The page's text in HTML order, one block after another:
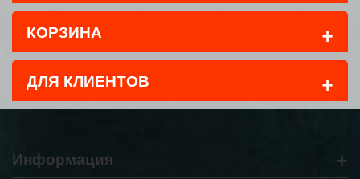
КОРЗИНА +
ДЛЯ КЛИЕНТОВ +
Информация +